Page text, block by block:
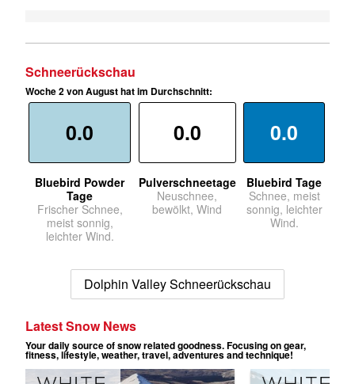
Schneerückschau
Woche 2 von August hat im Durchschnitt:
0.0
Bluebird Powder
Tage
Frischer Schnee,
meist sonnig,
leichter Wind.
0.0
Pulverschneetage
Neuschnee,
bewölkt, Wind
0.0
Bluebird Tage
Schnee, meist
sonnig, leichter
Wind.
Dolphin Valley Schneerückschau